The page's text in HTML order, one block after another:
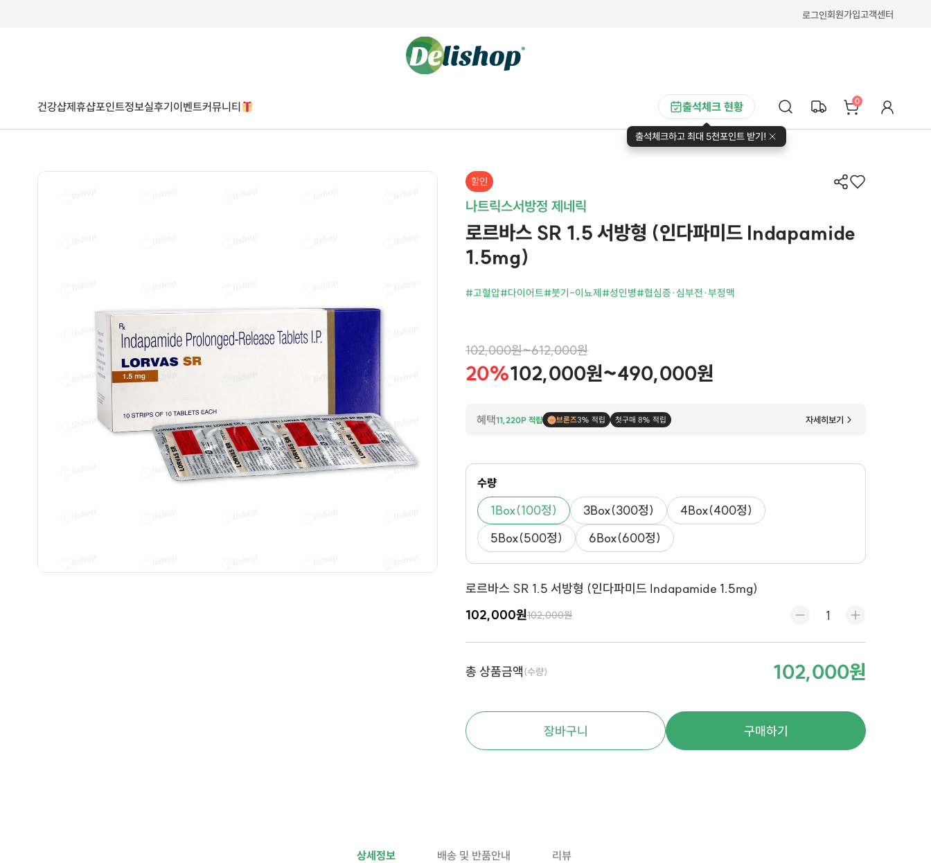
로그인회원가입고객센터
출석체크 현황
출석체크하고 최대 5천포인트 받기!
0
건강샵제휴샵포인트정보실후기이벤트커뮤니티
할인
나트릭스서방정 제네릭
로르바스 SR 1.5 서방형 (인다파미드 Indapamide
1.5mg)
#고혈압#다이어트#붓기-이뇨제#성인병#협심증·심부전·부정맥
102,000원~612,000원
20%102,000원~490,000원
혜택11,220P 적립 브론즈3% 적립 첫구매 8% 적립 자세히보기
수량
1Box(100정) 3Box(300정)
4Box(400정)
5Box(500정)
6Box(600정)
로르바스 SR 1.5 서방형 (인다파미드 Indapamide 1.5mg)
102,000원102,000원
총 상품금액(수량) 102,000원
장바구니 구매하기
상세정보 배송 및 반품안내 리뷰